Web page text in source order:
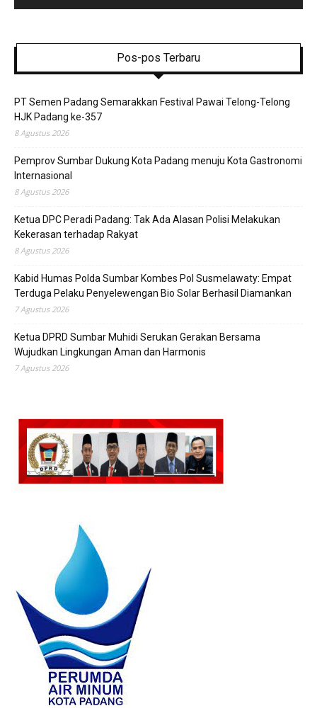
Pos-pos Terbaru
PT Semen Padang Semarakkan Festival Pawai Telong-Telong
HJK Padang ke-357
8 Agustus 2026
Pemprov Sumbar Dukung Kota Padang menuju Kota Gastronomi
Internasional
8 Agustus 2026
Ketua DPC Peradi Padang: Tak Ada Alasan Polisi Melakukan
Kekerasan terhadap Rakyat
8 Agustus 2026
Kabid Humas Polda Sumbar Kombes Pol Susmelawaty: Empat
Terduga Pelaku Penyelewengan Bio Solar Berhasil Diamankan
7 Agustus 2026
Ketua DPRD Sumbar Muhidi Serukan Gerakan Bersama
Wujudkan Lingkungan Aman dan Harmonis
7 Agustus 2026